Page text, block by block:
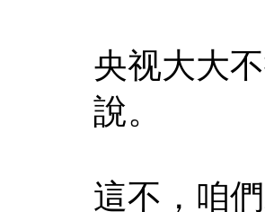
央视大大
說。
這不，咱